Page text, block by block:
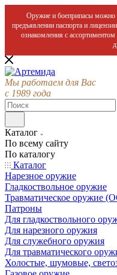
Оружие и боеприпасы можно
предъявлении паспорта и
ознакомления с
Мы работаем для Вас
с 1989 года
Каталог
По всему сайту
По каталогу
Каталог
Нарезное оружие
Гладкоствольное оружие
Травматическое оружие
Патроны
Для гладкоствольного
Для нарезного оружия
Для служебного оружия
Для травматического
Холостые, шумовые,